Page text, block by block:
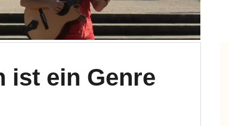
ist ein Genre